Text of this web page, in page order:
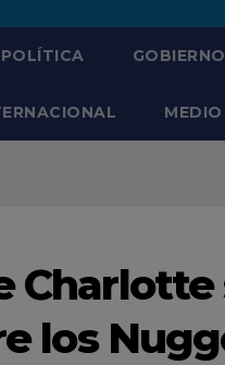
POLÍTICA GOBIERNO
los